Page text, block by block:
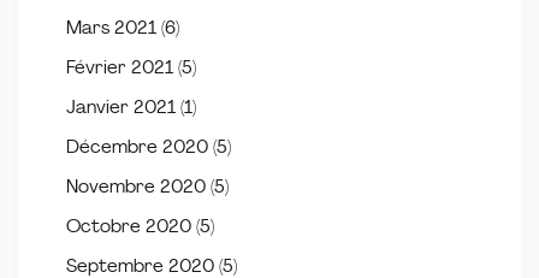
Mars 2021 (6)
Février 2021 (5)
Janvier 2021 (1)
Décembre 2020 (5)
Novembre 2020 (5)
Octobre 2020 (5)
Septembre 2020 (5)